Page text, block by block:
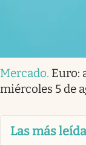
Mercado. Euro:
miércoles 5 de
Las más